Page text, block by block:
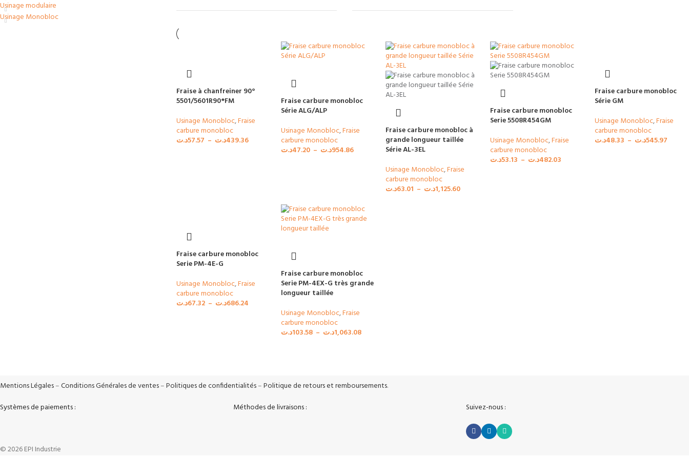
Usinage modulaire
Usinage Monobloc
Fraise à chanfreiner 90°
5501/5601R90*FM
Usinage Monobloc,Fraise
carbure monobloc
57.57د.ت – 439.36د.ت
Fraise carbure monobloc
Série ALG/ALP
Usinage Monobloc,Fraise
carbure monobloc
47.20د.ت – 954.86د.ت
Fraise carbure monobloc à
grande longueur taillée
Série AL-3EL
Usinage Monobloc,Fraise
carbure monobloc
63.01د.ت – 1,125.60د.ت
Fraise carbure monobloc
Serie 5508R454GM
Usinage Monobloc,Fraise
carbure monobloc
53.13د.ت – 482.03د.ت
Fraise carbure monobloc
Série GM
Usinage Monobloc,Fraise
carbure monobloc
48.33د.ت – 545.97د.ت
Fraise carbure monobloc
Serie PM-4E-G
Usinage Monobloc,Fraise
carbure monobloc
67.32د.ت – 686.24د.ت
Fraise carbure monobloc
Serie PM-4EX-G très grande
longueur taillée
Usinage Monobloc,Fraise
carbure monobloc
103.58د.ت – 1,063.08د.ت
Mentions Légales–Conditions Générales de ventes–Politiques de confidentialités–Politique de retours et remboursements.
Systèmes de paiements :
Méthodes de livraisons : Suivez-nous :
© 2026 EPI Industrie